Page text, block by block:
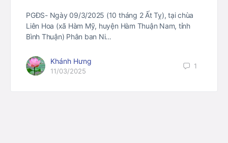
PGĐS- Ngày 09/3/2025 (10 tháng 2 Ất Tỵ), tại chùa
Liên Hoa (xã Hàm Mỹ, huyện Hàm Thuận Nam, tỉnh
Bình Thuận) Phân ban Ni…
Khánh Hưng
11/03/2025
1